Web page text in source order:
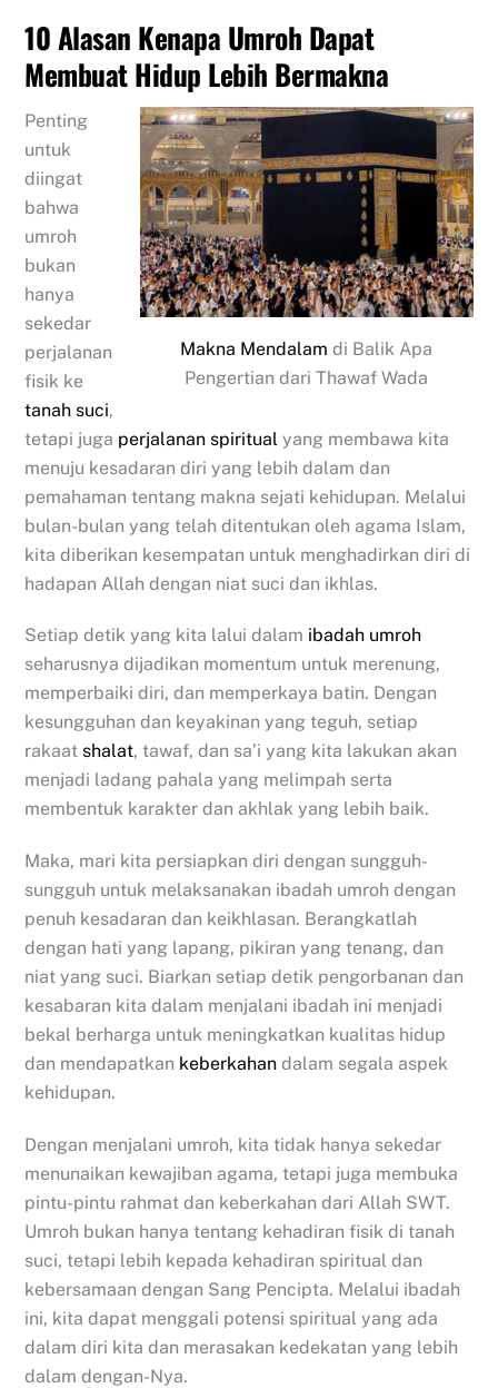
10 Alasan Kenapa Umroh Dapat
Membuat Hidup Lebih Bermakna
Makna Mendalam di Balik Apa
Pengertian dari Thawaf Wada
Penting
untuk
diingat
bahwa
umroh
bukan
hanya
sekedar
perjalanan
fisik ke
tanah suci,
tetapi juga perjalanan spiritual yang membawa kita
menuju kesadaran diri yang lebih dalam dan
pemahaman tentang makna sejati kehidupan. Melalui
bulan-bulan yang telah ditentukan oleh agama Islam,
kita diberikan kesempatan untuk menghadirkan diri di
hadapan Allah dengan niat suci dan ikhlas.
Setiap detik yang kita lalui dalam ibadah umroh
seharusnya dijadikan momentum untuk merenung,
memperbaiki diri, dan memperkaya batin. Dengan
kesungguhan dan keyakinan yang teguh, setiap
rakaat shalat, tawaf, dan sa’i yang kita lakukan akan
menjadi ladang pahala yang melimpah serta
membentuk karakter dan akhlak yang lebih baik.
Maka, mari kita persiapkan diri dengan sungguh-
sungguh untuk melaksanakan ibadah umroh dengan
penuh kesadaran dan keikhlasan. Berangkatlah
dengan hati yang lapang, pikiran yang tenang, dan
niat yang suci. Biarkan setiap detik pengorbanan dan
kesabaran kita dalam menjalani ibadah ini menjadi
bekal berharga untuk meningkatkan kualitas hidup
dan mendapatkan keberkahan dalam segala aspek
kehidupan.
Dengan menjalani umroh, kita tidak hanya sekedar
menunaikan kewajiban agama, tetapi juga membuka
pintu-pintu rahmat dan keberkahan dari Allah SWT.
Umroh bukan hanya tentang kehadiran fisik di tanah
suci, tetapi lebih kepada kehadiran spiritual dan
kebersamaan dengan Sang Pencipta. Melalui ibadah
ini, kita dapat menggali potensi spiritual yang ada
dalam diri kita dan merasakan kedekatan yang lebih
dalam dengan-Nya.